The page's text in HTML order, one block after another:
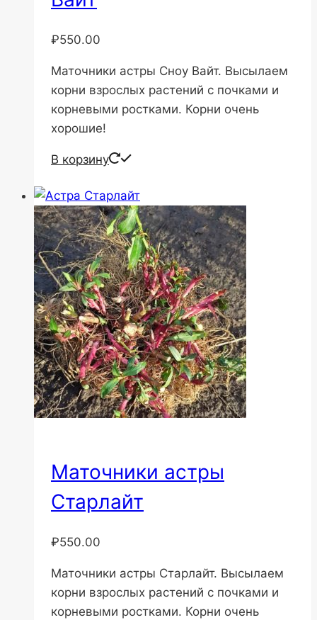
₽550.00
Маточники астры Сноу Вайт. Высылаем
корни взрослых растений с почками и
корневыми ростками. Корни очень
хорошие!
В корзину
Маточники астры
Старлайт
₽550.00
Маточники астры Старлайт. Высылаем
корни взрослых растений с почками и
корневыми ростками. Корни очень